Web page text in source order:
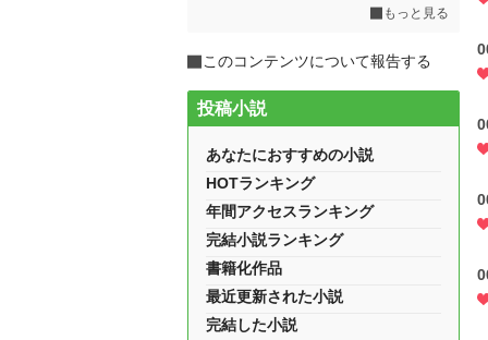
もっと見る
このコンテンツについて報告する
投稿小説
あなたにおすすめの小説
HOTランキング
年間アクセスランキング
完結小説ランキング
書籍化作品
最近更新された小説
完結した小説